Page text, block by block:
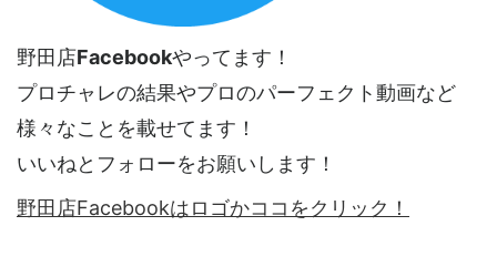
野田店Facebookやってます！
プロチャレの結果やプロのパーフェクト動画など
様々なことを載せてます！
いいねとフォローをお願いします！
野田店Facebookはロゴかココをクリック！